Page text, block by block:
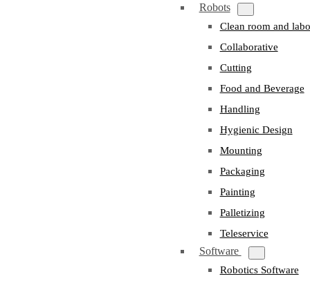
Robots
Clean room and
Collaborative
Cutting
Food and Beverage
Handling
Hygienic Design
Mounting
Packaging
Painting
Palletizing
Teleservice
Software
Robotics Software